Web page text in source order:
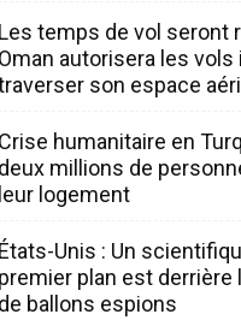
temps de vol seront
autorisera les vols
son espace
humanitaire en
millions de
logement
Unis : Un
plan est derrière
ballons espions